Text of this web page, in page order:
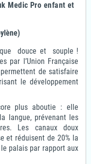
Medic Pro enfant et
douce et souple !
par l’Union Française
de satisfaire
le développement
plus aboutie : elle
langue, prévenant les
Les canaux doux
et réduisent de 20% la
palais par rapport aux